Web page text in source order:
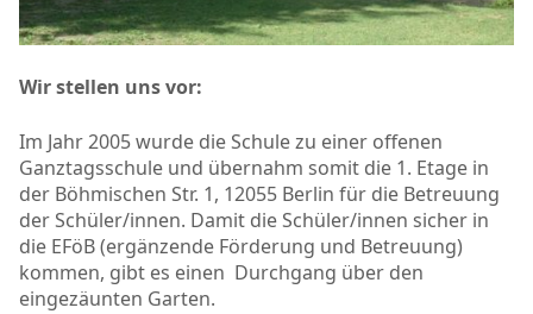
Wir stellen uns vor:
Im Jahr 2005 wurde die Schule zu einer offenen
Ganztagsschule und übernahm somit die 1. Etage in
der Böhmischen Str. 1, 12055 Berlin für die Betreuung
der Schüler/innen. Damit die Schüler/innen sicher in
die EFöB (ergänzende Förderung und Betreuung)
kommen, gibt es einen Durchgang über den
eingezäunten Garten.